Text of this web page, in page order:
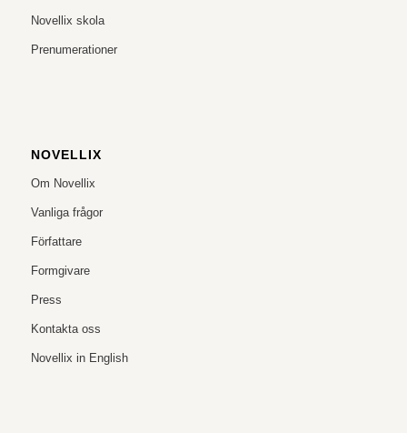
Novellix skola
Prenumerationer
NOVELLIX
Om Novellix
Vanliga frågor
Författare
Formgivare
Press
Kontakta oss
Novellix in English